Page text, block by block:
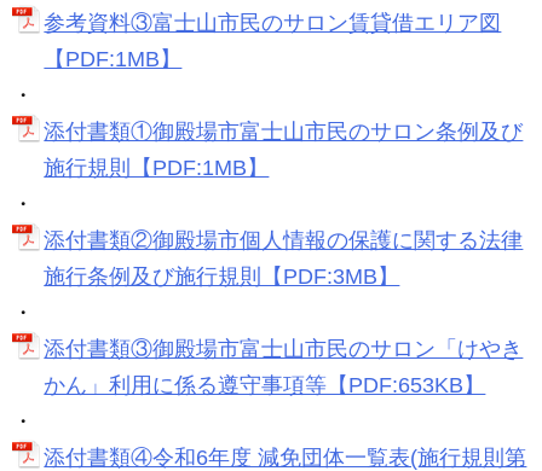
参考資料③富士山市民のサロン賃貸借エリア図
【PDF:1MB】
・
添付書類①御殿場市富士山市民のサロン条例及び
施行規則【PDF:1MB】
・
添付書類②御殿場市個人情報の保護に関する法律
施行条例及び施行規則【PDF:3MB】
・
添付書類③御殿場市富士山市民のサロン「けやき
かん」利用に係る遵守事項等【PDF:653KB】
・
添付書類④令和6年度 減免団体一覧表(施行規則第